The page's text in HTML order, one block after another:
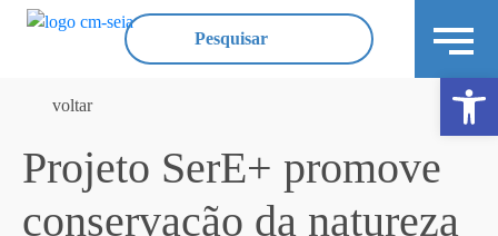
voltar
Projeto SerE+ promove
conservação da natureza